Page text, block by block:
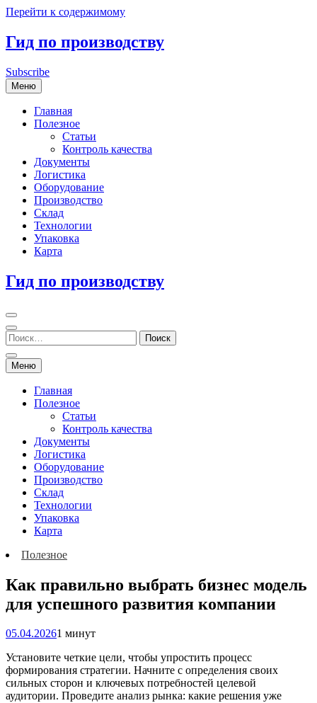
Перейти к содержимому
Гид по производству
Subscribe
Меню
Главная
Полезное
Статьи
Контроль качества
Документы
Логистика
Оборудование
Производство
Склад
Технологии
Упаковка
Карта
Гид по производству
Меню
Главная
Полезное
Статьи
Контроль качества
Документы
Логистика
Оборудование
Производство
Склад
Технологии
Упаковка
Карта
Полезное
Как правильно выбрать бизнес модель
для успешного развития компании
05.04.20261 минут
Установите четкие цели, чтобы упростить процесс
формирования стратегии. Начните с определения своих
сильных сторон и ключевых потребностей целевой
аудитории. Проведите анализ рынка: какие решения уже